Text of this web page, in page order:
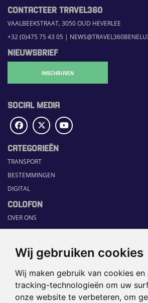
Wij gebruiken cookies
Wij maken gebruik van cookies en
tracking-technologieën om uw
onze website te verbeteren, om
CONTACTEER TRAVEL360
VAALBEEKSTRAAT, 3050 OUD HEVERLEE
+32 (0)475 75 43 05 |
NIEUWSBRIEF
INSCHRIJVEN
SOCIAL MEDIA
CATEGORIEËN
TRANSPORT
BESTEMMINGEN
DIGITAL
COLOFON
OVER ONS
COMMUNICATION PLATFORM
RUBRIEKEN
HOME
SECTORGIDS
JOBS